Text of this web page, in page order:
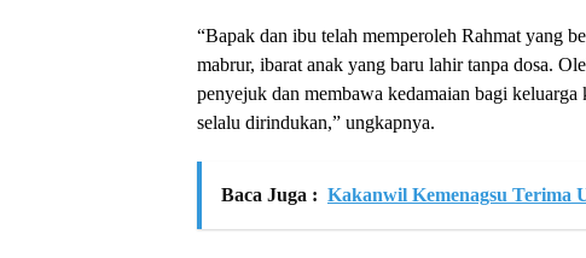
“Bapak dan ibu telah memperoleh Rahmat yang
mabrur, ibarat anak yang baru lahir tanpa dosa.
penyejuk dan membawa kedamaian bagi
selalu dirindukan,” ungkapnya.
Baca Juga : Kakanwil Kemenagsu Terima